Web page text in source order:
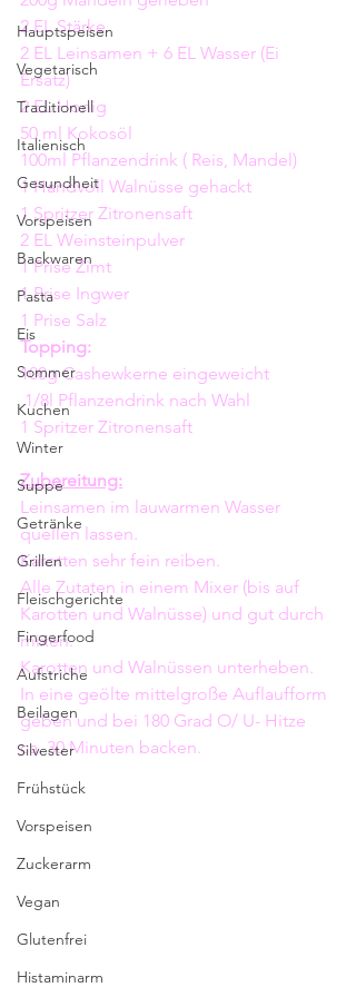
Hauptspeisen
Vegetarisch
Traditionell
Italienisch
Gesundheit
Vorspeisen
Backwaren
Pasta
Eis
Sommer
Kuchen
Winter
Suppe
Getränke
Grillen
Fleischgerichte
Fingerfood
Aufstriche
Beilagen
Silvester
Frühstück
Vorspeisen
Zuckerarm
Vegan
Glutenfrei
Histaminarm
2 EL Stärke
2 EL Leinsamen + 6 EL Wasser (Ei
Ersatz)
2 EL Honig
50 ml Kokosöl
100ml Pflanzendrink ( Reis, Mandel)
1 Handvoll Walnüsse gehackt
1 Spritzer Zitronensaft
2 EL Weinsteinpulver
1 Prise Zimt
1 Prise Ingwer
1 Prise Salz
Topping:
100g Cashewkerne eingeweicht
1/8l Pflanzendrink nach Wahl
1 Spritzer Zitronensaft
Zubereitung:
Leinsamen im lauwarmen Wasser
quellen lassen.
Karotten sehr fein reiben.
Alle Zutaten in einem Mixer (bis auf
Karotten und Walnüsse) und gut durch
mixen.
Karotten und Walnüssen unterheben.
In eine geölte mittelgroße Auflaufform
geben und bei 180 Grad O/ U- Hitze
ca. 30 Minuten backen.